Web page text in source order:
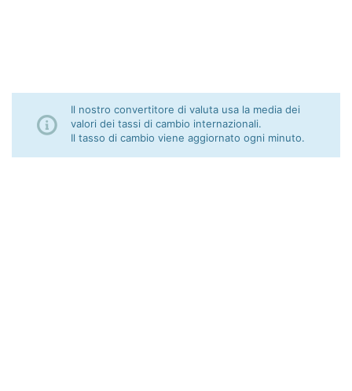
Il nostro convertitore di valuta usa la media dei
valori dei tassi di cambio internazionali.
Il tasso di cambio viene aggiornato ogni minuto.